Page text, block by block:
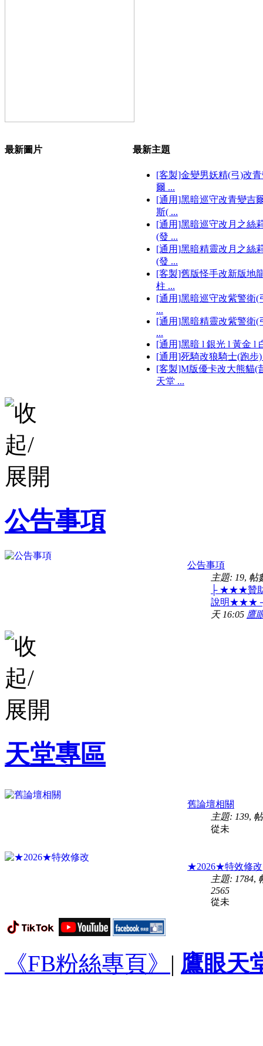
最新圖片 最新主題
[客製]金變男妖精(弓)改
爾 ...
[通用]黑暗巡守改青變吉
斯( ...
[通用]黑暗巡守改月之絲
(發 ...
[通用]黑暗精靈改月之絲
(發 ...
[客製]舊版怪手改新版地
柱 ...
[通用]黑暗巡守改紫警衛(
...
[通用]黑暗精靈改紫警衛(
...
[通用]黑暗 l 銀光 l 黃金 l
[通用]死騎改狼騎士(跑步)
[客製]M版優卡改大熊貓(
天堂 ...
公告事項
公告事項
主題: 19, 帖
├ ★★★贊
說明★★★
天 16:05 鷹
天堂專區
舊論壇相關
主題: 139,
從未
★2026★特效修改
主題: 1784,
2565
從未
《FB粉絲專頁》 | 鷹眼天